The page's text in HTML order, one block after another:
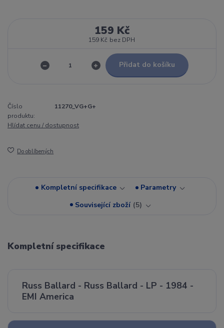
159 Kč
159 Kč bez DPH
Přidat do košíku
Číslo
produktu:
11270_VG+G+
Hlídat cenu / dostupnost
Do oblíbených
Kompletní specifikace
Parametry
Související zboží 5
Kompletní specifikace
Russ Ballard - Russ Ballard - LP - 1984 -
EMI America